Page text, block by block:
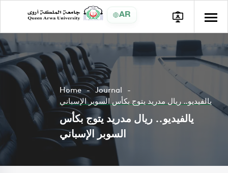
AR
Home
Journal
يالفيديو.. ريال مدريد يتوج بكأس السوبر الإسباني
يالفيديو.. ريال مدريد يتوج بكأس
السوبر الإسباني